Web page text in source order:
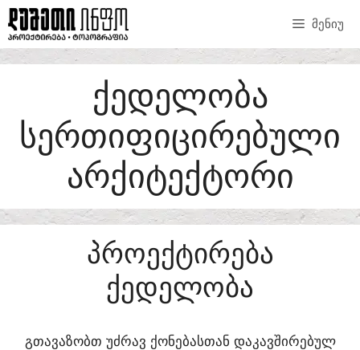
SKIP
TO
CONTENT
ᲛᲔᲜᲘᲣ
ᲥᲔᲓᲔᲚᲝᲑᲐ
ᲡᲔᲠᲗᲘᲤᲘᲪᲘᲠᲔᲑᲣᲚᲘ
ᲐᲠᲥᲘᲢᲔᲥᲢᲝᲠᲘ
ᲞᲠᲝᲔᲥᲢᲘᲠᲔᲑᲐ
ᲥᲔᲓᲔᲚᲝᲑᲐ
ᲒᲗᲐᲕᲐᲖᲝᲑᲗ ᲣᲫᲠᲐᲕ ᲥᲝᲜᲔᲑᲐᲡᲗᲐᲜ ᲓᲐᲙᲐᲕᲨᲘᲠᲔᲑᲣᲚ